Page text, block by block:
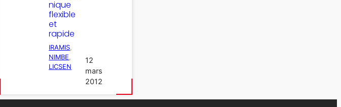
nique
flexible
et
rapide
IRAMIS
NIMBE
LICSEN
12
mars
2012